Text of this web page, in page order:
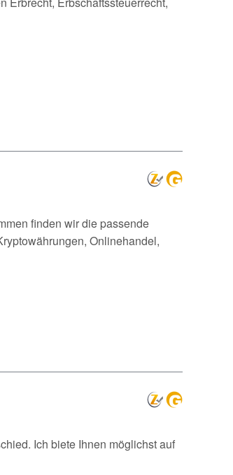
finden wir die passende
Onlinehandel,
Ich biete Ihnen möglichst auf